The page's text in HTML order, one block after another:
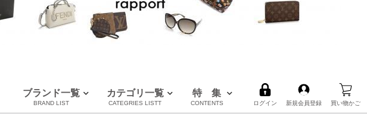
ブランド一覧
BRAND LIST
カテゴリ一覧
CATEGRIES LISTT
特 集
CONTENTS ログイン 新規会員登録 買い物かご